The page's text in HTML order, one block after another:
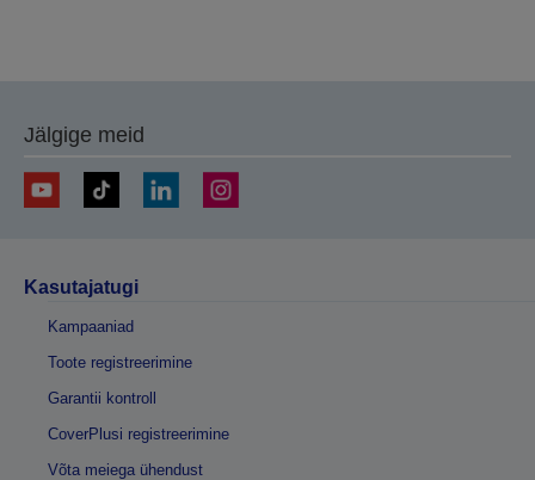
Jälgige meid
Kasutajatugi
Kampaaniad
Toote registreerimine
Garantii kontroll
CoverPlusi registreerimine
Võta meiega ühendust